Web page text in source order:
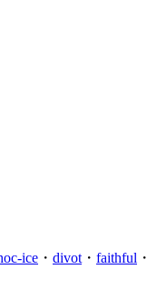
ice ・ divot ・ faithful ・